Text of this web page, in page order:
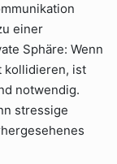
einer
Sphäre: Wenn
kollidieren, ist
notwendig.
stressige